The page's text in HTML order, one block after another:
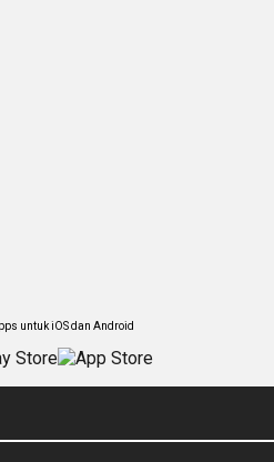
untuk iOS dan Android